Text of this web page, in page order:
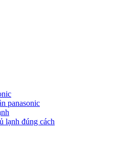
panasonic
lạnh đúng cách